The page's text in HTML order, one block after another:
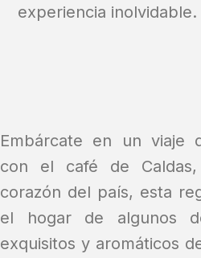
experiencia inolvidable.
Embárcate en un viaje
con el café de
corazón del país, esta
el hogar de algunos
exquisitos y aromáticos